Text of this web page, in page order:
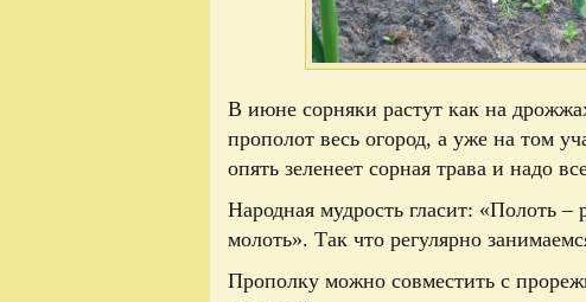
В июне сорняки растут как на
прополот весь огород, а уже на том
опять зеленеет сорная трава и надо
Народная мудрость гласит: «Полоть
молоть». Так что регулярно
Прополку можно совместить с